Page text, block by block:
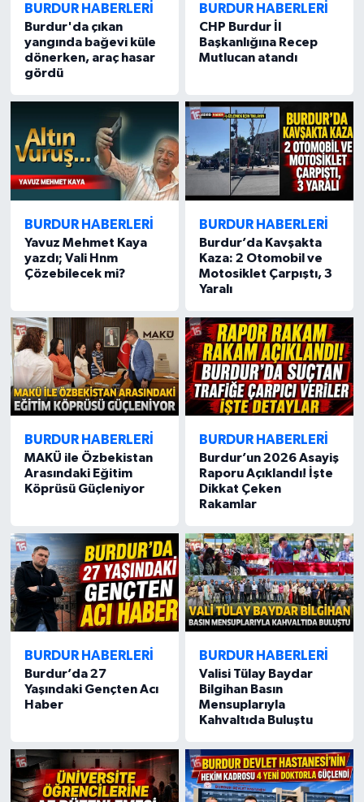
BURDUR HABERLERİ
Burdur'da çıkan
yangında bağevi küle
dönerken, araç hasar
gördü
BURDUR HABERLERİ
CHP Burdur İl
Başkanlığına Recep
Mutlucan atandı
BURDUR HABERLERİ
Yavuz Mehmet Kaya
yazdı; Vali Hnm
Çözebilecek mi?
BURDUR HABERLERİ
Burdur’da Kavşakta
Kaza: 2 Otomobil ve
Motosiklet Çarpıştı, 3
Yaralı
BURDUR HABERLERİ
MAKÜ ile Özbekistan
Arasındaki Eğitim
Köprüsü Güçleniyor
BURDUR HABERLERİ
Burdur’un 2026 Asayiş
Raporu Açıklandı! İşte
Dikkat Çeken
Rakamlar
BURDUR HABERLERİ
Burdur’da 27
Yaşındaki Gençten Acı
Haber
BURDUR HABERLERİ
Valisi Tülay Baydar
Bilgihan Basın
Mensuplarıyla
Kahvaltıda Buluştu